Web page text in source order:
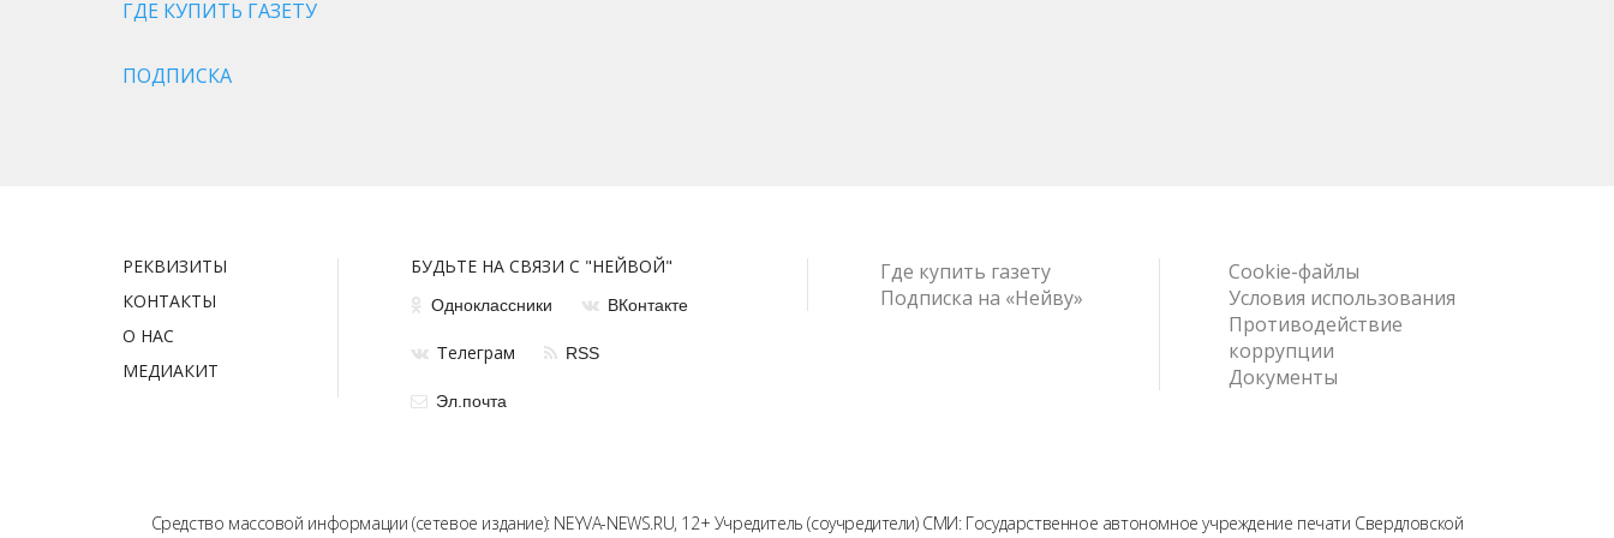
ГДЕ КУПИТЬ ГАЗЕТУ
ПОДПИСКА
РЕКВИЗИТЫ
КОНТАКТЫ
О НАС
МЕДИАКИТ
БУДЬТЕ НА СВЯЗИ С "НЕЙВОЙ"
Одноклассники ВКонтакте
Телеграм RSS
Эл.почта
Где купить газету
Подписка на «Нейву»
Cookie-файлы
Условия использования
Противодействие
коррупции
Документы
Средство массовой информации (сетевое издание): NEYVA-NEWS.RU, 12+ Учредитель (соучредители) СМИ: Государственное автономное учреждение печати Свердловской